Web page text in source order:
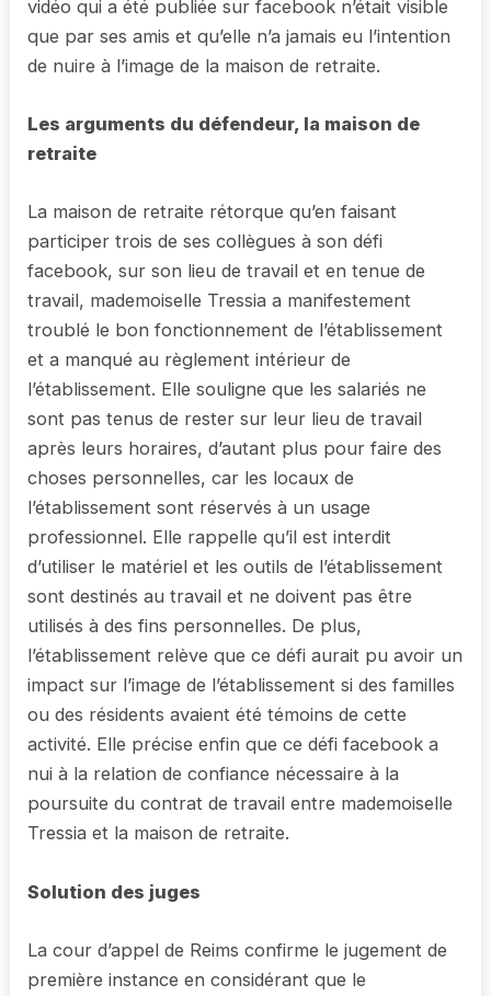
vidéo qui a été publiée sur facebook n’était visible
que par ses amis et qu’elle n’a jamais eu l’intention
de nuire à l’image de la maison de retraite.
Les arguments du défendeur, la maison de
retraite
La maison de retraite rétorque qu’en faisant
participer trois de ses collègues à son défi
facebook, sur son lieu de travail et en tenue de
travail, mademoiselle Tressia a manifestement
troublé le bon fonctionnement de l’établissement
et a manqué au règlement intérieur de
l’établissement. Elle souligne que les salariés ne
sont pas tenus de rester sur leur lieu de travail
après leurs horaires, d’autant plus pour faire des
choses personnelles, car les locaux de
l’établissement sont réservés à un usage
professionnel. Elle rappelle qu’il est interdit
d’utiliser le matériel et les outils de l’établissement
sont destinés au travail et ne doivent pas être
utilisés à des fins personnelles. De plus,
l’établissement relève que ce défi aurait pu avoir un
impact sur l’image de l’établissement si des familles
ou des résidents avaient été témoins de cette
activité. Elle précise enfin que ce défi facebook a
nui à la relation de confiance nécessaire à la
poursuite du contrat de travail entre mademoiselle
Tressia et la maison de retraite.
Solution des juges
La cour d’appel de Reims confirme le jugement de
première instance en considérant que le